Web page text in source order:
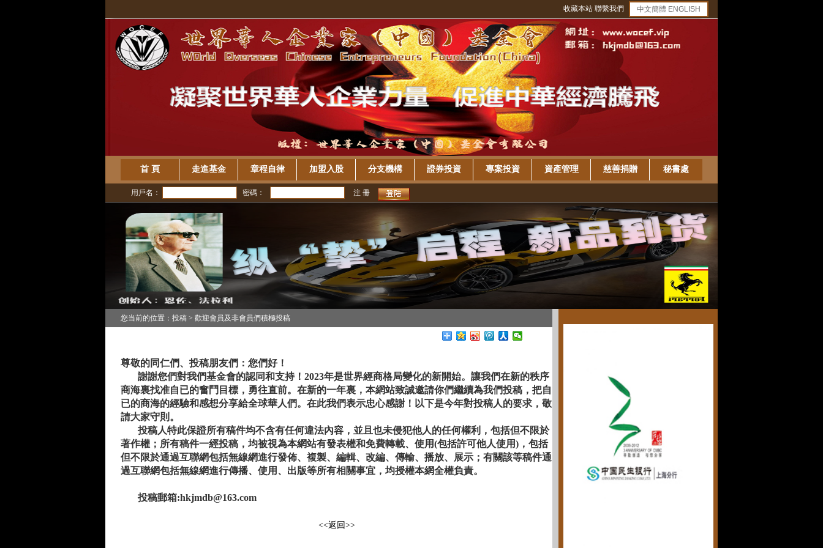
收藏本站 聯繫我們 中文簡體 ENGLISH
首 頁 走進基金 章程自律 加盟入股 分支機構 證券投資 專案投資 資產管理 慈善捐贈 秘書處
用戶名： 密碼： 注 冊
您当前的位置：投稿 > 歡迎會員及非會員們積極投稿
尊敬的同仁們、 投稿朋友們：您們好！
謝謝您們對我們基金會的認同和支持！ 2023年是世界經商格局變化的新開始。讓我們在新的秩序
商海裏找准自已的奮鬥目標，勇往直前。在新的一年裏，本網站致誠邀請你們繼續為我們投稿， 把自
已的商海的經驗和感想分享給全球華人們。在此我們表示忠心感謝！以下是今年對投稿人的要求，敬
請大家守則。
投稿人特此保證所有稿件均不含有任何違法內容，並且也未侵犯他人的任何權利，包括但不限於
著作權；所有稿件一經投稿，均被視為本網站有發表權和免費轉載、使用(包括許可他人使用)，包括
但不限於通過互聯網包括無線網進行發佈、複製、編輯、改編、傳輸、播放、展示；有關該等稿件通
過互聯網包括無線網進行傳播、使用、出版等所有相關事宜，均授權本網全權負責。
投稿郵箱:hkjmdb@163.com
<<返回>>